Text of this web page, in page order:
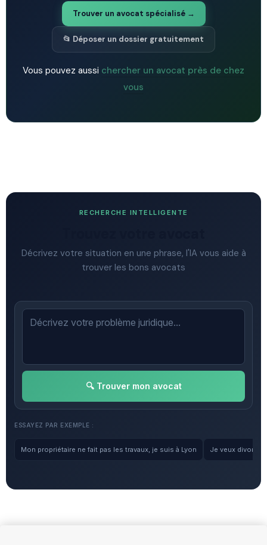
Trouver un avocat spécialisé →
📂 Déposer un dossier gratuitement
Vous pouvez aussi chercher un avocat près de chez
vous
RECHERCHE INTELLIGENTE
Décrivez votre situation en une phrase, l'IA vous aide à
trouver les bons avocats
🔍 Trouver mon avocat
ESSAYEZ PAR EXEMPLE :
Mon propriétaire ne fait pas les travaux, je suis à Lyon Je veux